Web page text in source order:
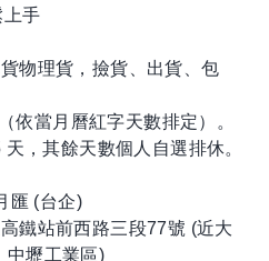
上手
物理貨，撿貨、出貨、包
依當月曆紅字天數排定）。
，其餘天數個人自選排休。
匯 (台企)
鐵站前西路三段77號 (近大
中壢工業區)